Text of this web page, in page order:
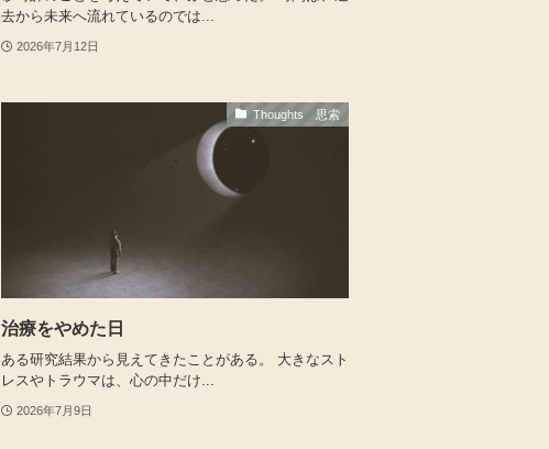
去から未来へ流れているのでは...
2026年7月12日
Thoughts 思索
治療をやめた日
ある研究結果から見えてきたことがある。 大きなスト
レスやトラウマは、心の中だけ...
2026年7月9日